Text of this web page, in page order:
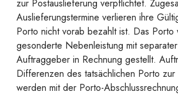
zur Postauslieferung verpflichtet.
Auslieferungstermine verlieren ihre
Porto nicht vorab bezahlt ist. Das Porto
gesonderte Nebenleistung mit
Auftraggeber in Rechnung gestellt.
Differenzen des tatsächlichen Porto zur
werden mit der Porto-